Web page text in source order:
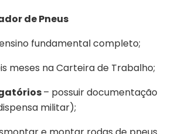
de Pneus
fundamental completo;
meses na Carteira de Trabalho;
– possuir documentação
militar);